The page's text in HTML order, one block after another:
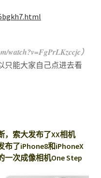
watch?v=FgPrLKzccjc）
只能大家自己点进去看
，索大发布了XX相机
布了iPhone8和iPhoneX
一次成像相机One Step